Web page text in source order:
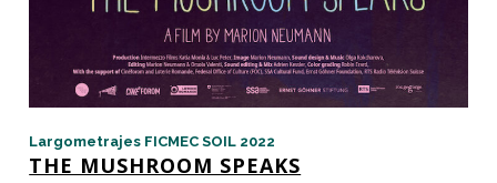
Largometrajes FICMEC SOIL 2022
THE MUSHROOM SPEAKS